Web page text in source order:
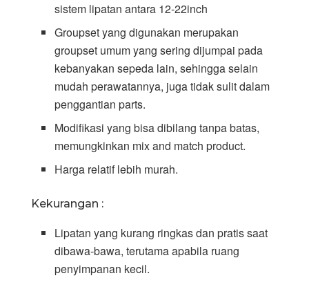
sistem lipatan antara 12-22inch
Groupset yang digunakan merupakan
groupset umum yang sering dijumpai pada
kebanyakan sepeda lain, sehingga selain
mudah perawatannya, juga tidak sulit dalam
penggantian parts.
Modifikasi yang bisa dibilang tanpa batas,
memungkinkan mix and match product.
Harga relatif lebih murah.
Kekurangan :
Lipatan yang kurang ringkas dan pratis saat
dibawa-bawa, terutama apabila ruang
penyimpanan kecil.